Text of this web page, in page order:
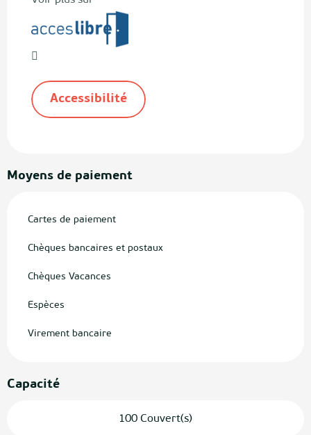
Accessibilité
Moyens de paiement
Cartes de paiement
Chèques bancaires et postaux
Chèques Vacances
Espèces
Virement bancaire
Capacité
100 Couvert(s)